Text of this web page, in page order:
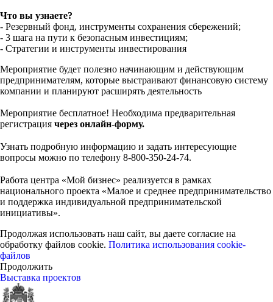
Что вы узнаете?
- Резервный фонд, инструменты сохранения сбережений;
- 3 шага на пути к безопасным инвестициям;
- Стратегии и инструменты инвестирования
Мероприятие будет полезно начинающим и действующим
предпринимателям, которые выстраивают финансовую систему
компании и планируют расширять деятельность
Мероприятие бесплатное! Необходима предварительная
регистрация через онлайн-форму.
Узнать подробную информацию и задать интересующие
вопросы можно по телефону 8-800-350-24-74.
Работа центра «Мой бизнес» реализуется в рамках
национального проекта «Малое и среднее предпринимательство
и поддержка индивидуальной предпринимательской
инициативы».
Продолжая использовать наш сайт, вы даете согласие на
обработку файлов cookie. Политика использования cookie-
файлов
Продолжить
Выставка проектов